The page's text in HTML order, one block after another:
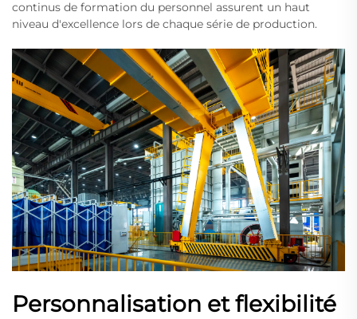
continus de formation du personnel assurent un haut
niveau d'excellence lors de chaque série de production.
Personnalisation et flexibilité